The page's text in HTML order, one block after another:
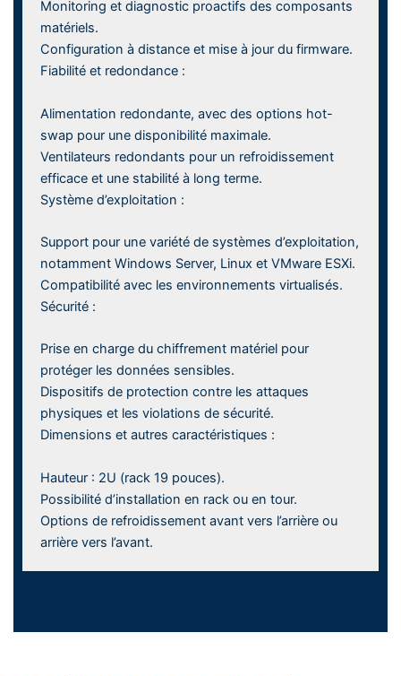
Monitoring et diagnostic proactifs des composants
matériels.
Configuration à distance et mise à jour du firmware.
Fiabilité et redondance :
Alimentation redondante, avec des options hot-
swap pour une disponibilité maximale.
Ventilateurs redondants pour un refroidissement
efficace et une stabilité à long terme.
Système d’exploitation :
Support pour une variété de systèmes d’exploitation,
notamment Windows Server, Linux et VMware ESXi.
Compatibilité avec les environnements virtualisés.
Sécurité :
Prise en charge du chiffrement matériel pour
protéger les données sensibles.
Dispositifs de protection contre les attaques
physiques et les violations de sécurité.
Dimensions et autres caractéristiques :
Hauteur : 2U (rack 19 pouces).
Possibilité d’installation en rack ou en tour.
Options de refroidissement avant vers l’arrière ou
arrière vers l’avant.